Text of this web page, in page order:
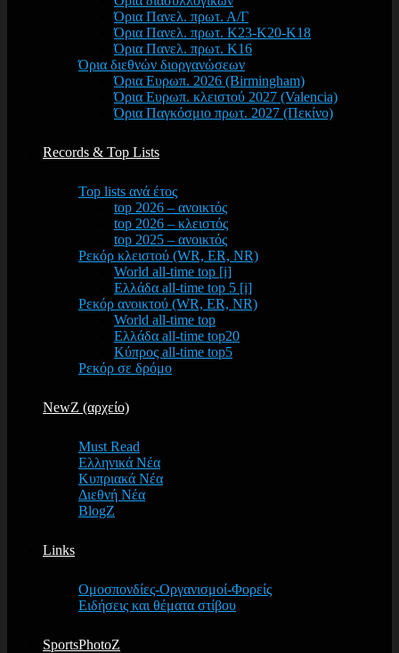
Όρια Πανελ. πρωτ. Α/Γ
Όρια Πανελ. πρωτ. Κ23-Κ20-Κ18
Όρια Πανελ. πρωτ. Κ16
Όρια διεθνών διοργανώσεων
Όρια Ευρωπ. 2026 (Birmingham)
Όρια Ευρωπ. κλειστού 2027 (Valencia)
Όρια Παγκόσμιο πρωτ. 2027 (Πεκίνο)
Records & Top Lists
Top lists ανά έτος
top 2026 – ανοικτός
top 2026 – κλειστός
top 2025 – ανοικτός
Ρεκόρ κλειστού (WR, ER, NR)
World all-time top [i]
Ελλάδα all-time top 5 [i]
Ρεκόρ ανοικτού (WR, ER, NR)
World all-time top
Ελλάδα all-time top20
Κύπρος all-time top5
Ρεκόρ σε δρόμο
NewZ (αρχείο)
Must Read
Ελληνικά Νέα
Κυπριακά Νέα
Διεθνή Νέα
BlogZ
Links
Ομοσπονδίες-Οργανισμοί-Φορείς
Ειδήσεις και θέματα στίβου
SportsPhotoZ